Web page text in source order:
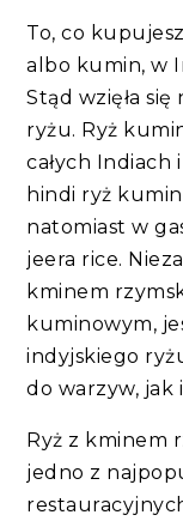
To, co
albo kumin, w
Stąd wzięła
ryżu. Ryż
całych Indiach
hindi ryż
natomiast w
jeera rice.
kminem
kuminowym,
indyjskiego
do warzyw, jak
Ryż z kminem
jedno z